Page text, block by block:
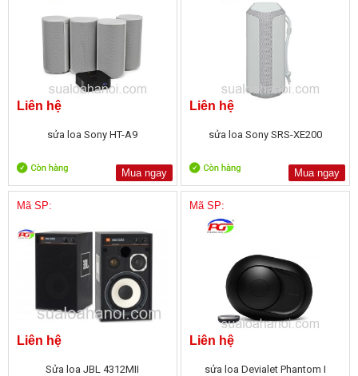
Liên hệ
sửa loa Sony HT-A9
Mua ngay
Liên hệ
sửa loa Sony SRS-XE200
Mua ngay
Mã SP:
Liên hệ
Sửa loa JBL 4312MII
Mã SP:
Liên hệ
sửa loa Devialet Phantom I